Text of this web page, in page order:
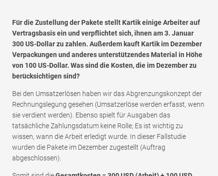
Für die Zustellung der Pakete stellt Kartik einige Arbeiter auf
Vertragsbasis ein und verpflichtet sich, ihnen am 3. Januar
300 US-Dollar zu zahlen. Außerdem kauft Kartik im Dezember
Verpackungen und anderes unterstützendes Material in Höhe
von 100 US-Dollar. Was sind die Kosten, die im Dezember zu
berücksichtigen sind?
Bei den Umsatzerlösen haben wir das Abgrenzungskonzept der
Rechnungslegung gesehen (Umsatzerlöse werden erfasst, wenn
sie verdient werden). Ebenso spielt für Ausgaben das
tatsächliche Zahlungsdatum keine Rolle; Es ist wichtig zu
wissen, wann die Arbeit erledigt wurde. In dieser Fallstudie
wurden die Pakete im Dezember zugestellt (Auftrag
abgeschlossen).